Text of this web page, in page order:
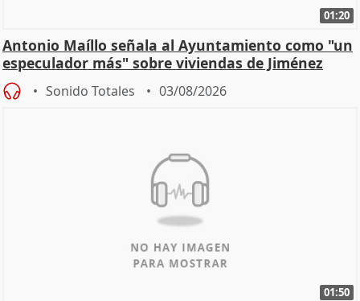
01:20
Antonio Maíllo señala al Ayuntamiento como "un
especulador más" sobre viviendas de Jiménez
Becerril
Sonido Totales 03/08/2026
01:50